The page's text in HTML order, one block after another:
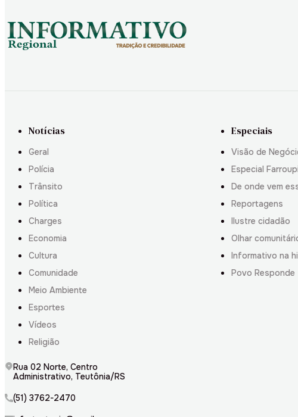
Notícias
Geral
Polícia
Trânsito
Política
Charges
Economia
Cultura
Comunidade
Meio Ambiente
Esportes
Vídeos
Religião
Especiais
Visão de
Especial
De onde vem
Reportagens
Ilustre cidadão
Olhar
Informativo na
Povo Responde
Rua 02 Norte, Centro
Administrativo, Teutônia/RS
(51) 3762-2470